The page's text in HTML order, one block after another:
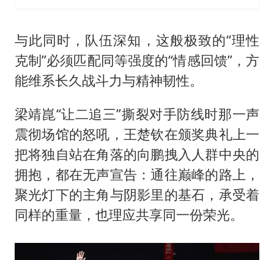
与此同时，队伍深知，这般极致的“理性
克制”必须匹配同等强度的“情感回馈”，方
能维系长久战斗力与精神韧性。
梁靖崑“让二追三”撕裂对手防线时那一声
震彻场馆的怒吼，王楚钦在颁奖典礼上一
把将独自站在角落的向鹏拽入人群中央的
拥抱，都在无声宣告：通往巅峰的路上，
聚光灯下的主角与阴影里的基石，承受着
同样的重量，也理应共享同一份荣光。